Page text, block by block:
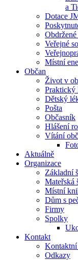
a
Dotace
Obdržené
Veřejné
Místní
Občan
Život v
Praktický
Dětský
Pošta
Občasník
Hlášení
Vítání
Aktuálně
Organizace
Základní
Mateřská
Místní
Dům s
Firmy
Spolky
Kontakt
Odkazy